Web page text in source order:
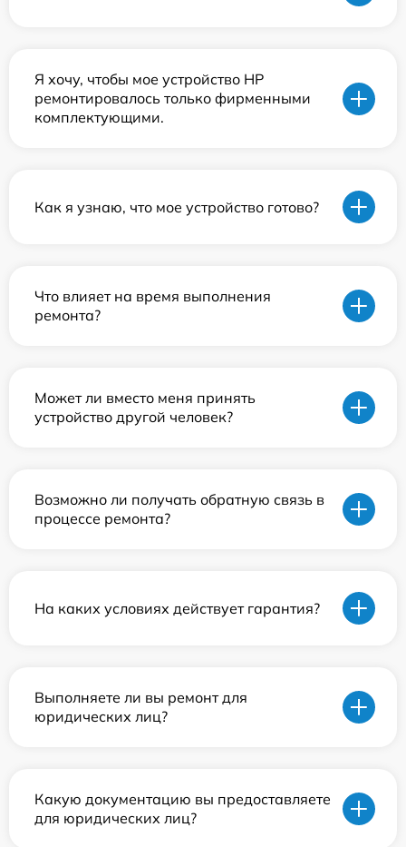
Я хочу, чтобы мое устройство HP
ремонтировалось только фирменными
комплектующими.
Как я узнаю, что мое устройство готово?
Что влияет на время выполнения
ремонта?
Может ли вместо меня принять
устройство другой человек?
Возможно ли получать обратную связь в
процессе ремонта?
На каких условиях действует гарантия?
Выполняете ли вы ремонт для
юридических лиц?
Какую документацию вы предоставляете
для юридических лиц?